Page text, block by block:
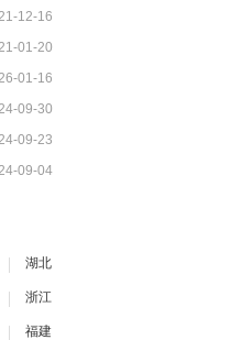
12-16
01-20
01-16
09-30
09-23
09-04
湖北
浙江
福建